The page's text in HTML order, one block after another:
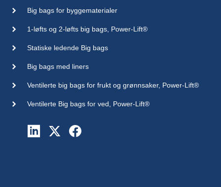
Big bags for byggematerialer
1-løfts og 2-løfts big bags, Power-Lift®
Statiske ledende Big bags
Big bags med liners
Ventilerte big bags for frukt og grønnsaker, Power-Lift®
Ventilerte Big bags for ved, Power-Lift®